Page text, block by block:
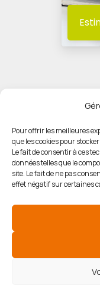
Pour offrir les meilleures
que les cookies pour
Le fait de consentir à ces
données telles que le
site. Le fait de ne pas
effet négatif sur certaines
©